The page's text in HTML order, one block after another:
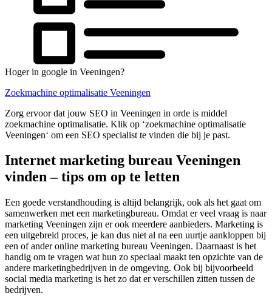
Hoger in google in Veeningen?
Zoekmachine optimalisatie Veeningen
Zorg ervoor dat jouw SEO in Veeningen in orde is middel
zoekmachine optimalisatie. Klik op ‘zoekmachine optimalisatie
Veeningen‘ om een SEO specialist te vinden die bij je past.
Internet marketing bureau Veeningen
vinden – tips om op te letten
Een goede verstandhouding is altijd belangrijk, ook als het gaat om
samenwerken met een marketingbureau. Omdat er veel vraag is naar
marketing Veeningen zijn er ook meerdere aanbieders. Marketing is
een uitgebreid proces, je kan dus niet al na een uurtje aankloppen bij
een of ander online marketing bureau Veeningen. Daarnaast is het
handig om te vragen wat hun zo speciaal maakt ten opzichte van de
andere marketingbedrijven in de omgeving. Ook bij bijvoorbeeld
social media marketing is het zo dat er verschillen zitten tussen de
bedrijven.